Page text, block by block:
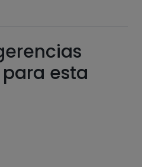
información nutricional
muchas más
PLUS.
esta